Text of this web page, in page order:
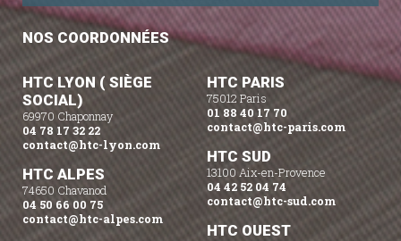
NOS COORDONNÉES
HTC LYON ( SIÈGE
SOCIAL)
69970 Chaponnay
04 78 17 32 22
contact@htc-lyon.com
HTC ALPES
74650 Chavanod
04 50 66 00 75
contact@htc-alpes.com
HTC PARIS
75012 Paris
01 88 40 17 70
contact@htc-paris.com
HTC SUD
13100 Aix-en-Provence
04 42 52 04 74
contact@htc-sud.com
HTC OUEST